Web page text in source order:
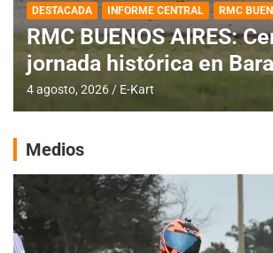
DESTACADA INFORME CENTRAL RMC
RMC BUENOS AIRES:
jornada histórica en
4 agosto, 2026 E-Kart
Medios